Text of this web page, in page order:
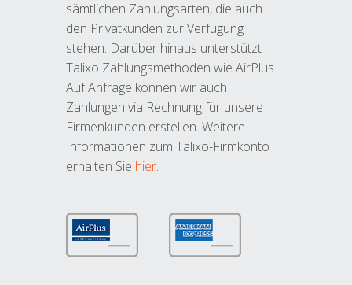
sämtlichen Zahlungsarten, die auch
den Privatkunden zur Verfügung
stehen. Darüber hinaus unterstützt
Talixo Zahlungsmethoden wie AirPlus.
Auf Anfrage können wir auch
Zahlungen via Rechnung für unsere
Firmenkunden erstellen. Weitere
Informationen zum Talixo-Firmkonto
erhalten Sie hier.